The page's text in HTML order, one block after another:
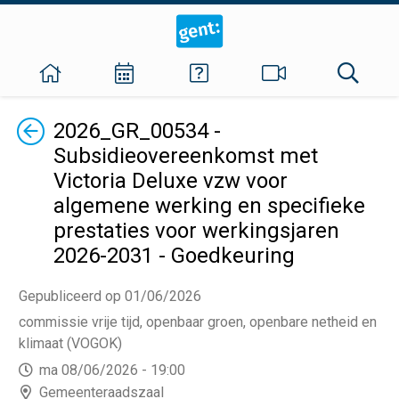
Terug2026_GR_00534 -
Subsidieovereenkomst met
Victoria Deluxe vzw voor
algemene werking en specifieke
prestaties voor werkingsjaren
2026-2031 - Goedkeuring
Gepubliceerd op 01/06/2026
commissie vrije tijd, openbaar groen, openbare netheid en
klimaat (VOGOK)
ma 08/06/2026 - 19:00
Gemeenteraadszaal